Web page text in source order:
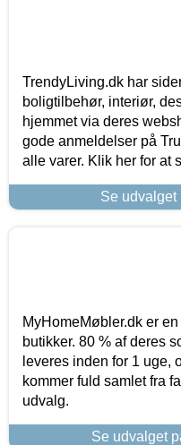
TrendyLiving.dk har
boligtilbehør, interiør,
hjemmet via deres
gode anmeldelser på
alle varer. Klik her for at
Se udvalget
MyHomeMøbler.dk er
butikker. 80 % af deres
leveres inden for 1 uge,
kommer fuld samlet fra
udvalg.
Se udvalget